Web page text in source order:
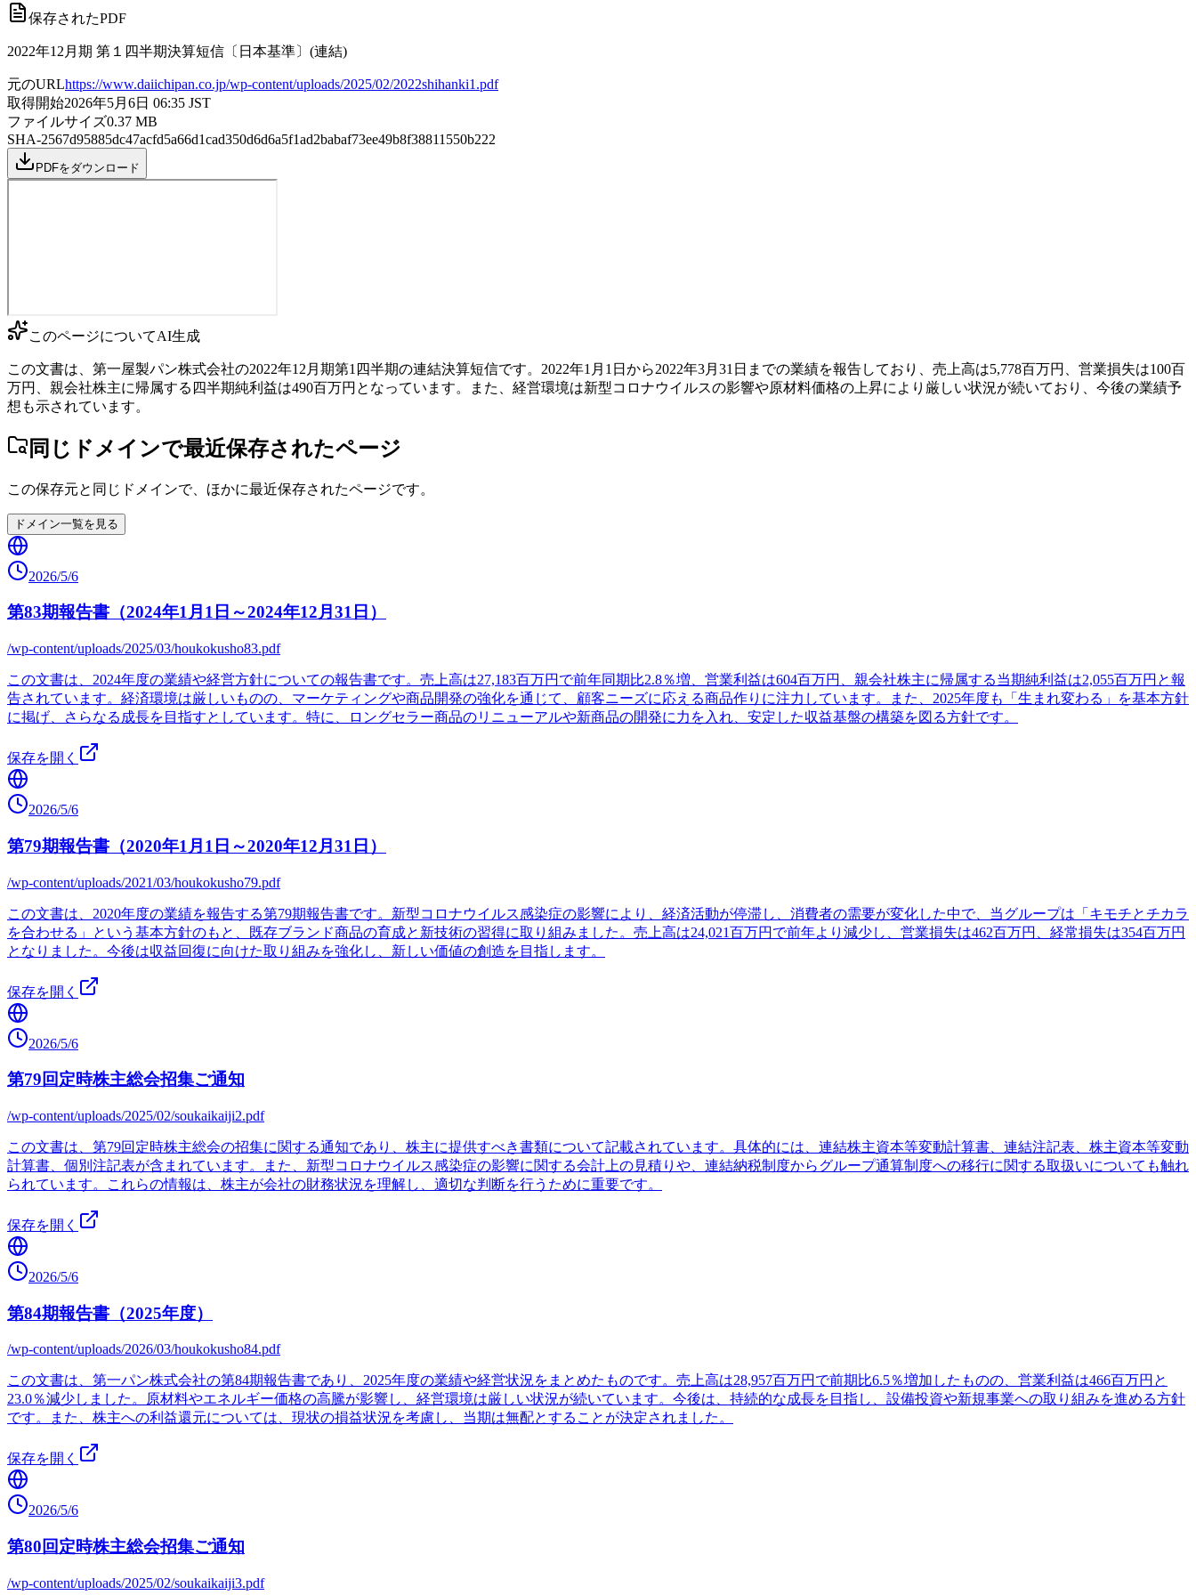
保存されたPDF
2022年12月期 第１四半期決算短信〔日本基準〕(連結)
元のURLhttps://www.daiichipan.co.jp/wp-content/uploads/2025/02/2022shihanki1.pdf
取得開始2026年5月6日 06:35 JST
ファイルサイズ0.37 MB
SHA-2567d95885dc47acfd5a66d1cad350d6d6a5f1ad2babaf73ee49b8f38811550b222
PDFをダウンロード
このページについてAI生成
この文書は、第一屋製パン株式会社の2022年12月期第1四半期の連結決算短信です。2022年1月1日から2022年3月31日までの業績を報告しており、売上高は5,778百万円、営業損失は100百
万円、親会社株主に帰属する四半期純利益は490百万円となっています。また、経営環境は新型コロナウイルスの影響や原材料価格の上昇により厳しい状況が続いており、今後の業績予
想も示されています。
同じドメインで最近保存されたページ
この保存元と同じドメインで、ほかに最近保存されたページです。
ドメイン一覧を見る
2026/5/6
第83期報告書（2024年1月1日～2024年12月31日）
/wp-content/uploads/2025/03/houkokusho83.pdf
この文書は、2024年度の業績や経営方針についての報告書です。売上高は27,183百万円で前年同期比2.8％増、営業利益は604百万円、親会社株主に帰属する当期純利益は2,055百万円と報
告されています。経済環境は厳しいものの、マーケティングや商品開発の強化を通じて、顧客ニーズに応える商品作りに注力しています。また、2025年度も「生まれ変わる」を基本方針
に掲げ、さらなる成長を目指すとしています。特に、ロングセラー商品のリニューアルや新商品の開発に力を入れ、安定した収益基盤の構築を図る方針です。
保存を開く
2026/5/6
第79期報告書（2020年1月1日～2020年12月31日）
/wp-content/uploads/2021/03/houkokusho79.pdf
この文書は、2020年度の業績を報告する第79期報告書です。新型コロナウイルス感染症の影響により、経済活動が停滞し、消費者の需要が変化した中で、当グループは「キモチとチカラ
を合わせる」という基本方針のもと、既存ブランド商品の育成と新技術の習得に取り組みました。売上高は24,021百万円で前年より減少し、営業損失は462百万円、経常損失は354百万円
となりました。今後は収益回復に向けた取り組みを強化し、新しい価値の創造を目指します。
保存を開く
2026/5/6
第79回定時株主総会招集ご通知
/wp-content/uploads/2025/02/soukaikaiji2.pdf
この文書は、第79回定時株主総会の招集に関する通知であり、株主に提供すべき書類について記載されています。具体的には、連結株主資本等変動計算書、連結注記表、株主資本等変動
計算書、個別注記表が含まれています。また、新型コロナウイルス感染症の影響に関する会計上の見積りや、連結納税制度からグループ通算制度への移行に関する取扱いについても触れ
られています。これらの情報は、株主が会社の財務状況を理解し、適切な判断を行うために重要です。
保存を開く
2026/5/6
第84期報告書（2025年度）
/wp-content/uploads/2026/03/houkokusho84.pdf
この文書は、第一パン株式会社の第84期報告書であり、2025年度の業績や経営状況をまとめたものです。売上高は28,957百万円で前期比6.5％増加したものの、営業利益は466百万円と
23.0％減少しました。原材料やエネルギー価格の高騰が影響し、経営環境は厳しい状況が続いています。今後は、持続的な成長を目指し、設備投資や新規事業への取り組みを進める方針
です。また、株主への利益還元については、現状の損益状況を考慮し、当期は無配とすることが決定されました。
保存を開く
2026/5/6
第80回定時株主総会招集ご通知
/wp-content/uploads/2025/02/soukaikaiji3.pdf